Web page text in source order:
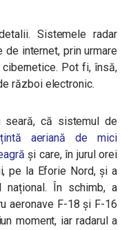
Sistemele radar
internet, prin urmare
Pot fi, însă,
război electronic.
seară, că sistemul de
aeriană de mici
și care, în jurul orei
pe la Eforie Nord, și a
În schimb, a
aeronave F-18 și F-16
moment, iar radarul a